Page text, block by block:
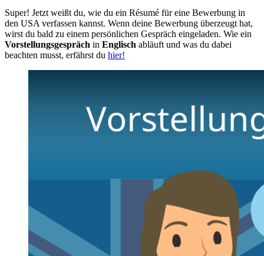
Super! Jetzt weißt du, wie du ein Résumé für eine Bewerbung in
den USA verfassen kannst. Wenn deine Bewerbung überzeugt hat,
wirst du bald zu einem persönlichen Gespräch eingeladen. Wie ein
Vorstellungsgespräch in Englisch abläuft und was du dabei
beachten musst, erfährst du hier!